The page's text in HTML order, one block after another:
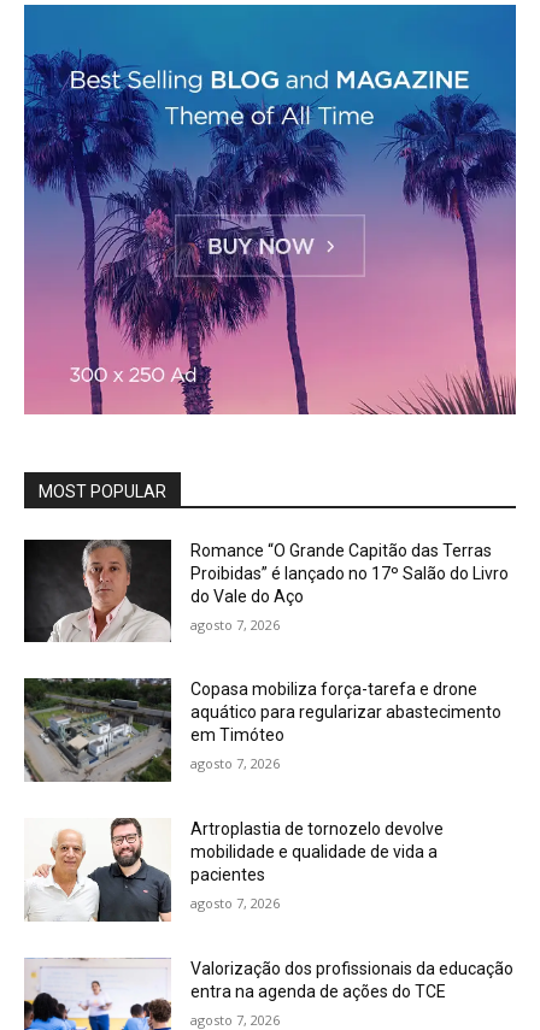
MOST POPULAR
Romance “O Grande Capitão das Terras
Proibidas” é lançado no 17º Salão do Livro
do Vale do Aço
agosto 7, 2026
Copasa mobiliza força-tarefa e drone
aquático para regularizar abastecimento
em Timóteo
agosto 7, 2026
Artroplastia de tornozelo devolve
mobilidade e qualidade de vida a
pacientes
agosto 7, 2026
Valorização dos profissionais da educação
entra na agenda de ações do TCE
agosto 7, 2026